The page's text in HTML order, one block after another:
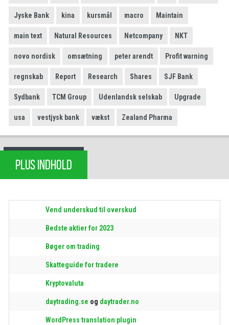
Jyske Bank kina kursmål macro Maintain
main text Natural Resources Netcompany NKT
novo nordisk omsætning peter arendt Profit warning
regnskab Report Research Shares SJF Bank
Sydbank TCM Group Udenlandsk selskab Upgrade
usa vestjysk bank vækst Zealand Pharma
PLUS INDHOLD
Vend underskud til overskud
Bedste aktier for 2023
Bøger om trading
Skatteguide for tradere
Kryptovaluta
daytrading.se og daytrader.no
WordPress translation plugin